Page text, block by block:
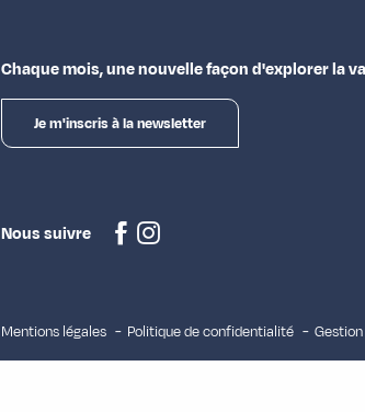
Chaque mois, une nouvelle façon d'explorer la
Je m'inscris à la newsletter
Nous suivre
Mentions légales Politique de confidentialité